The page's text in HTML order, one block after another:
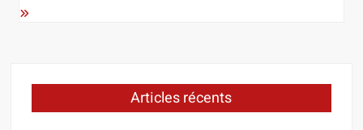
Articles récents